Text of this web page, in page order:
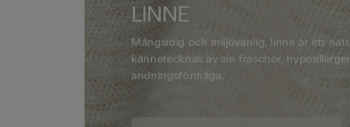
LINNE
Mångsidig och miljövänlig, linne är ett
kännetecknas av sin fräschör,
andningsförmåga.